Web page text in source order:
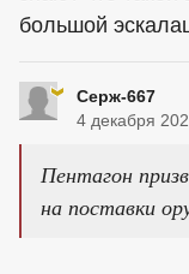
большой
Серж-667
4 декабря
Пентагон
на поставки